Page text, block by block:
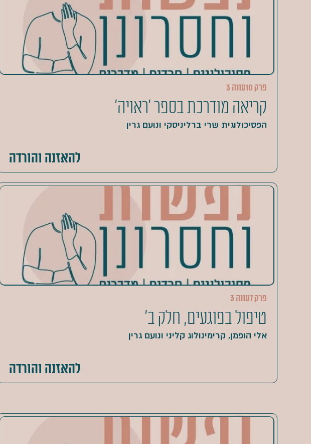
פרק 10 עונה 3
קריאה מודרכת בספר 'ראויה'
הפסיכולוגית שרי ברליניסקי ונועם גרין
להאזנה והורדה
פרק 7 עונה 3
טיפול בפוגעים, חלק ב'
אלי הופמן, קרימינולוג קליני ונועם גרין
להאזנה והורדה